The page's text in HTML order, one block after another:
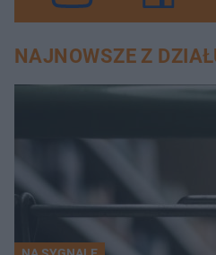
NAJNOWSZE Z